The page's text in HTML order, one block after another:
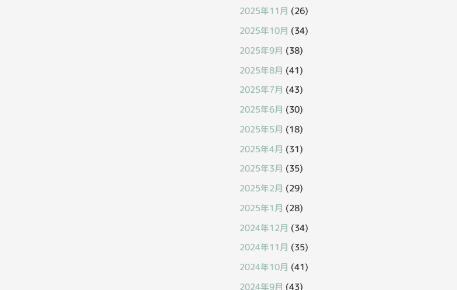
2025年11月 (26)
2025年10月 (34)
2025年9月 (38)
2025年8月 (41)
2025年7月 (43)
2025年6月 (30)
2025年5月 (18)
2025年4月 (31)
2025年3月 (35)
2025年2月 (29)
2025年1月 (28)
2024年12月 (34)
2024年11月 (35)
2024年10月 (41)
2024年9月 (43)